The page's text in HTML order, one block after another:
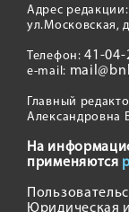
Адрес
ул.Московская,
Телефон:41-04-
e-mail:
Главный
Александровна
На
применяются
Юридическая